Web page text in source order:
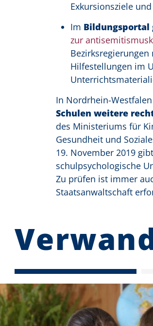
Exkursionsziele
Im Bildungsportal
zur
Hilfestellungen im
In Nordrhein-
Schulen weitere
des Ministeriums für
Gesundheit und
19. November 2019
schulpsychologische
Zu prüfen ist immer
Staatsanwaltschaft